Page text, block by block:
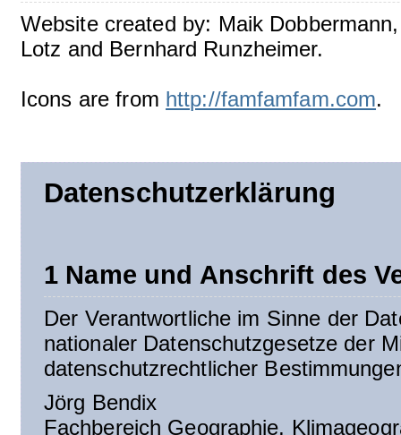
Website created by: Maik
Lotz and Bernhard Runzheimer.
Icons are from http://famfamfam.com.
Datenschutzerklärung
1 Name und Anschrift des
Der Verantwortliche im Sinne der
nationaler Datenschutzgesetze der
datenschutzrechtlicher
Jörg Bendix
Fachbereich Geographie,